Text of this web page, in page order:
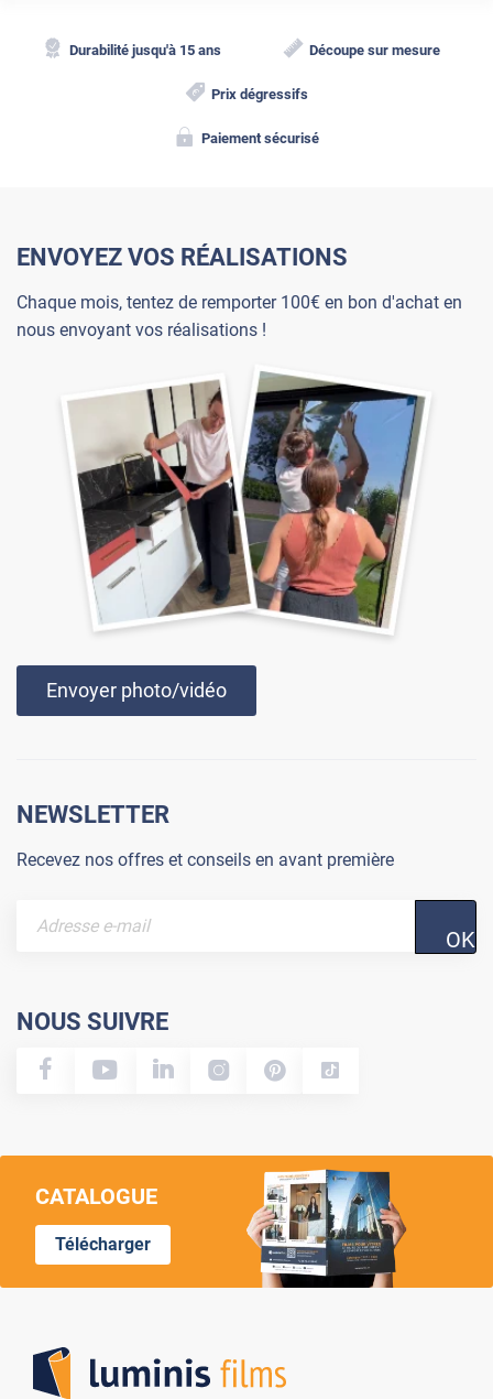
Durabilité jusqu'à 15 ans Découpe sur mesure
Prix dégressifs
Paiement sécurisé
ENVOYEZ VOS RÉALISATIONS
Chaque mois, tentez de remporter 100€ en bon d'achat en
nous envoyant vos réalisations !
Envoyer photo/vidéo
NEWSLETTER
Recevez nos offres et conseils en avant première
OK
NOUS SUIVRE
CATALOGUE
Télécharger